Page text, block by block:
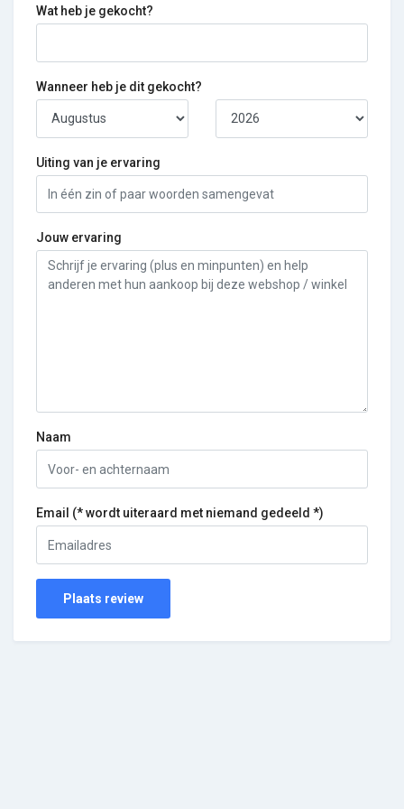
Wat heb je gekocht?
Wanneer heb je dit gekocht?
Uiting van je ervaring
Jouw ervaring
Naam
Email (* wordt uiteraard met niemand gedeeld *)
Plaats review